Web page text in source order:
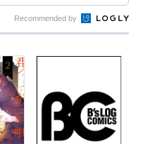
Recommended by